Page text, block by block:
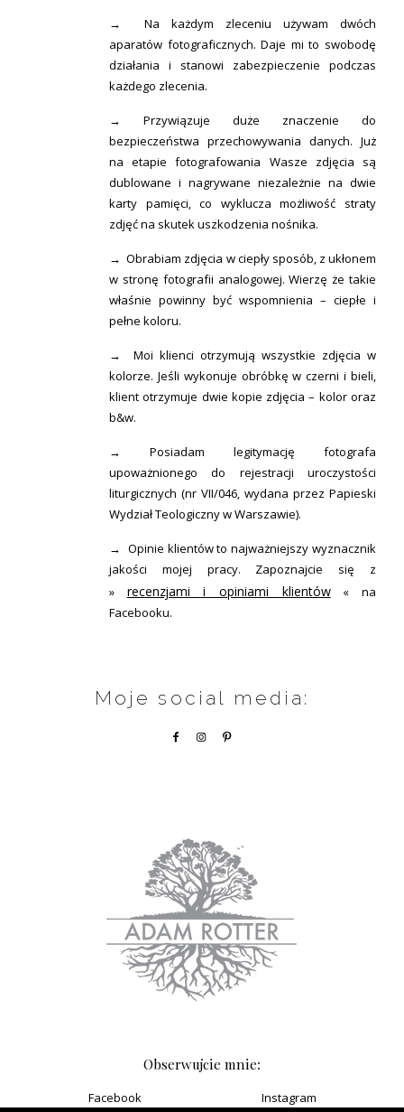
→ Na każdym zleceniu używam dwóch
aparatów fotograficznych. Daje mi to swobodę
działania i stanowi zabezpieczenie podczas
każdego zlecenia.
→ Przywiązuje duże znaczenie do
bezpieczeństwa przechowywania danych. Już
na etapie fotografowania Wasze zdjęcia są
dublowane i nagrywane niezależnie na dwie
karty pamięci, co wyklucza możliwość straty
zdjęć na skutek uszkodzenia nośnika.
→ Obrabiam zdjęcia w ciepły sposób, z ukłonem
w stronę fotografii analogowej. Wierzę że takie
właśnie powinny być wspomnienia – ciepłe i
pełne koloru.
→ Moi klienci otrzymują wszystkie zdjęcia w
kolorze. Jeśli wykonuje obróbkę w czerni i bieli,
klient otrzymuje dwie kopie zdjęcia – kolor oraz
b&w.
→ Posiadam legitymację fotografa
upoważnionego do rejestracji uroczystości
liturgicznych (nr VII/046, wydana przez Papieski
Wydział Teologiczny w Warszawie).
→ Opinie klientów to najważniejszy wyznacznik
jakości mojej pracy. Zapoznajcie się z
» recenzjami i opiniami klientów« na
Facebooku.
Moje social media:
Obserwujcie mnie:
Facebook Instagram